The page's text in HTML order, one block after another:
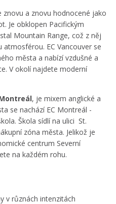
a znovu hodnocené jako
Je obklopen Pacifickým
Mountain Range, což z něj
EC Vancouver se
města a nabízí vzdušné a
V okolí najdete moderní
, je mixem anglické a
se nachází EC Montreál -
Škola sídlí na ulici St.
zóna města. Jelikož je
centrum Severní
na každém rohu.
v různách intenzitách